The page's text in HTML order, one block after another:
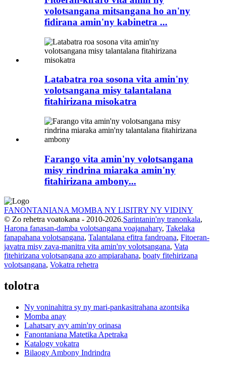
volotsangana mitsangana ho an'ny
fidirana amin'ny kabinetra ...
Latabatra roa sosona vita amin'ny
volotsangana misy talantalana
fitahirizana misokatra
Farango vita amin'ny volotsangana
misy rindrina miaraka amin'ny
fitahirizana ambony...
FANONTANIANA MOMBA NY LISITRY NY VIDINY
© Zo rehetra voatokana - 2010-2026.Sarintanin'ny tranonkala,
Harona fanasan-damba volotsangana voajanahary, Takelaka
fanapahana volotsangana, Talantalana efitra fandroana, Fitoeran-
javatra misy zava-manitra vita amin'ny volotsangana, Vata
fitehirizana volotsangana azo ampiarahana, boaty fitehirizana
volotsangana, Vokatra rehetra
tolotra
Ny voninahitra sy ny mari-pankasitrahana azontsika
Momba anay
Lahatsary avy amin'ny orinasa
Fanontaniana Matetika Apetraka
Katalogy vokatra
Bilaogy Ambony Indrindra